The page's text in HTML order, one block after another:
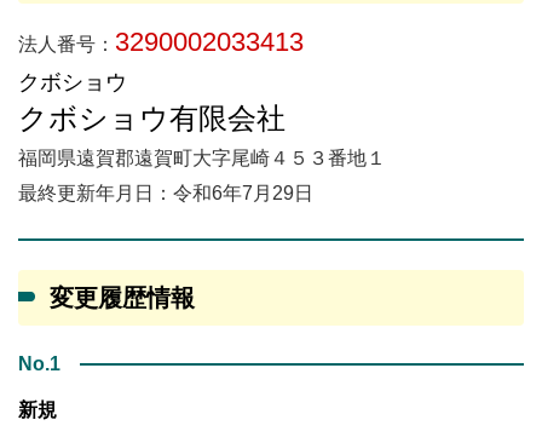
法人番号： 3290002033413
クボショウ
クボショウ有限会社
福岡県遠賀郡遠賀町大字尾崎４５３番地１
最終更新年月日：令和6年7月29日
変更履歴情報
No.1
新規